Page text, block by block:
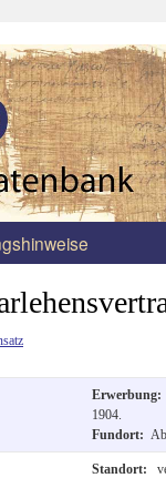
1904.
Fundort:
Standort: